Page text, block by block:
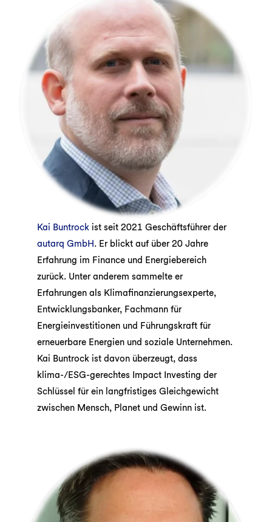
Kai Buntrock ist seit 2021 Geschäftsführer der
autarq GmbH. Er blickt auf über 20 Jahre
Erfahrung im Finance und Energiebereich
zurück. Unter anderem sammelte er
Erfahrungen als Klimafinanzierungsexperte,
Entwicklungsbanker, Fachmann für
Energieinvestitionen und Führungskraft für
erneuerbare Energien und soziale Unternehmen.
Kai Buntrock ist davon überzeugt, dass
klima-/ESG-gerechtes Impact Investing der
Schlüssel für ein langfristiges Gleichgewicht
zwischen Mensch, Planet und Gewinn ist.